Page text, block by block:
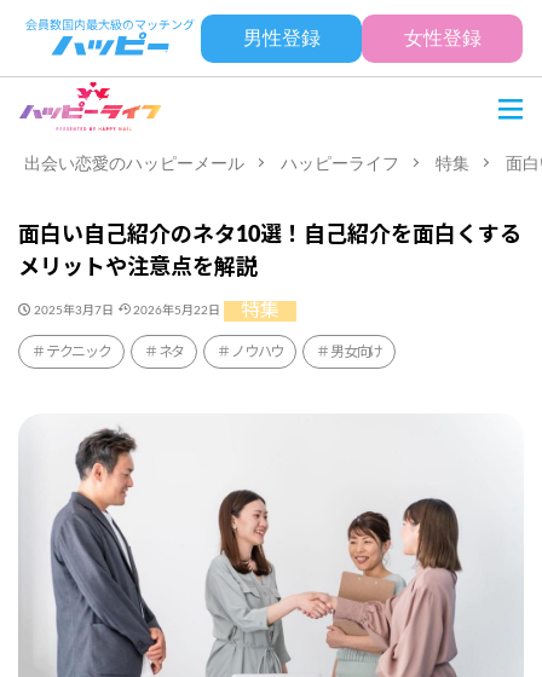
男性登録 女性登録
出会い恋愛のハッピーメール ハッピーライフ 特集 面
面白い自己紹介のネタ10選！自己紹介を面白くする
メリットや注意点を解説
2025年3月7日 2026年5月22日 特集
テクニック ネタ ノウハウ 男女向け